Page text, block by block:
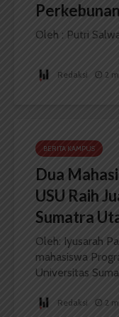
Perkebunan
Oleh : Putri
Redaksi 2
BERITA KAMPUS
Dua
USU Raih
Sumatra
Oleh: Iyusarah
mahasiswa
Universitas
Redaksi 2